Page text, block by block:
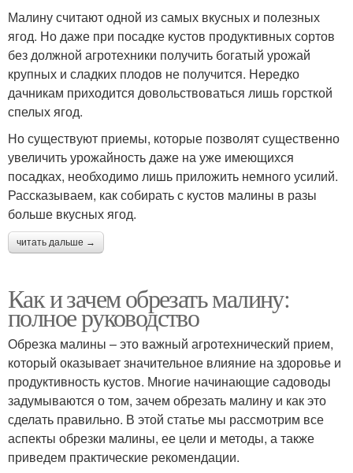
Малину считают одной из самых вкусных и полезных
ягод. Но даже при посадке кустов продуктивных сортов
без должной агротехники получить богатый урожай
крупных и сладких плодов не получится. Нередко
дачникам приходится довольствоваться лишь горсткой
спелых ягод.
Но существуют приемы, которые позволят существенно
увеличить урожайность даже на уже имеющихся
посадках, необходимо лишь приложить немного усилий.
Рассказываем, как собирать с кустов малины в разы
больше вкусных ягод.
читать дальше →
Как и зачем обрезать малину:
полное руководство
Обрезка малины – это важный агротехнический прием,
который оказывает значительное влияние на здоровье и
продуктивность кустов. Многие начинающие садоводы
задумываются о том, зачем обрезать малину и как это
сделать правильно. В этой статье мы рассмотрим все
аспекты обрезки малины, ее цели и методы, а также
приведем практические рекомендации.